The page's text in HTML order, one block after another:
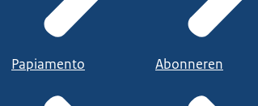
Papiamento Abonneren